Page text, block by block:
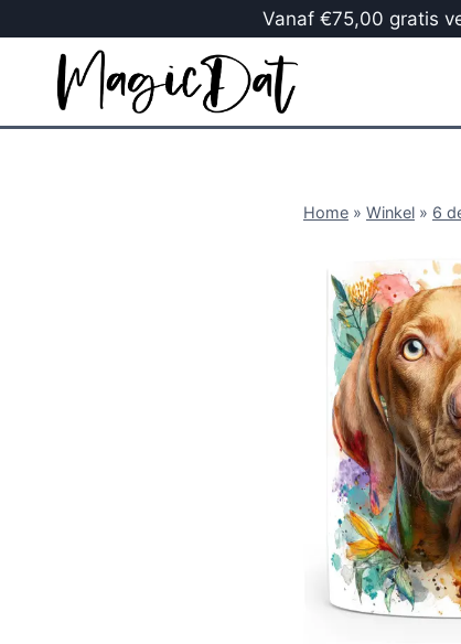
Vanaf €75,00 gratis
Home » Winkel » 6